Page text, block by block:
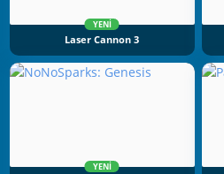
YENI
Laser Cannon 3
YENI